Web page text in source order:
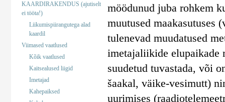
KAARDIRAKENDUS (ajutiselt
ei tööta!)
Liikumispiirangutega alad
kaardil
Viimased vaatlused
Kõik vaatlused
Kaitsealused liigid
Imetajad
Kahepaiksed
möödunud juba rohkem
muutused maakasutuses
tulenevad muudatused
imetajaliikide elupaikade
suudetud tuvastada, või
šaakal, väike-vesimutt)
uurimises